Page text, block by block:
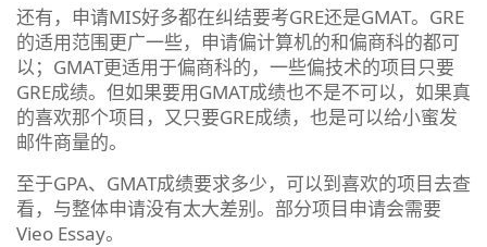
还有，申请MIS好多都在纠结要考GRE还是GMAT。GRE
的适用范围更广一些，申请偏计算机的和偏商科的都可
以；GMAT更适用于偏商科的，一些偏技术的项目只要
GRE成绩。但如果要用GMAT成绩也不是不可以，如果真
的喜欢那个项目，又只要GRE成绩，也是可以给小蜜发
邮件商量的。
至于GPA、GMAT成绩要求多少，可以到喜欢的项目去查
看，与整体申请没有太大差别。部分项目申请会需要
Vieo Essay。